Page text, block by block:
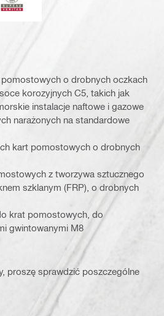
o drobnych oczkach
korozyjnych C5, takich jak
instalacje naftowe i gazowe
narażonych na standardowe
kart pomostowych o drobnych
z tworzywa sztucznego
szklanym (FRP), o drobnych
krat pomostowych, do
gwintowanymi M8
proszę sprawdzić poszczególne